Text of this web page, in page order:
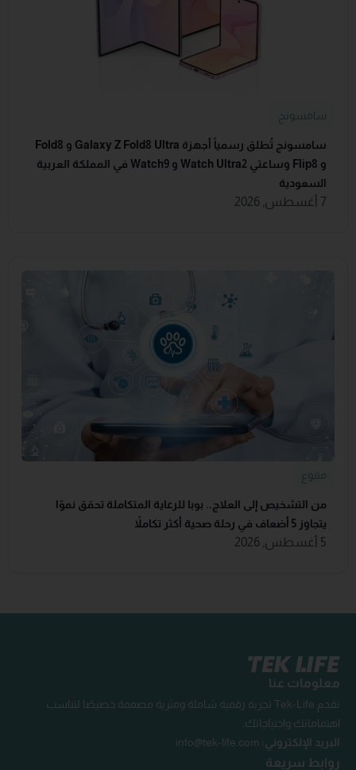
سامسونج
سامسونج تُطلق رسمياً أجهزة Galaxy Z Fold8 Ultra و Fold8
و Flip8 وساعتي Watch Ultra2 و Watch9 في المملكة العربية
السعودية
7 أغسطس, 2026
متنوع
من التشخيص إلى العلاج.. بوبا للرعاية المتكاملة تحقق نموًا
يتجاوز 5 أضعاف في رحلة صحية أكثر تكاملاً
5 أغسطس, 2026
معلومات عنا
تقدم Tek-Life تجربة رقمية شاملة ومثرية مصممة خصيصًا لتناسب
اهتماماتك واحتياجاتك.
البريد الإلكتروني: info@tek-life.com
روابط سريعة